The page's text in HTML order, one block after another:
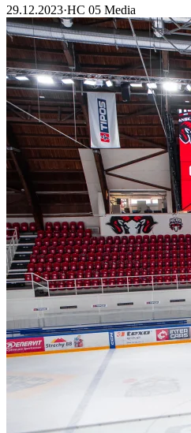
29.12.2023·HC 05 Media